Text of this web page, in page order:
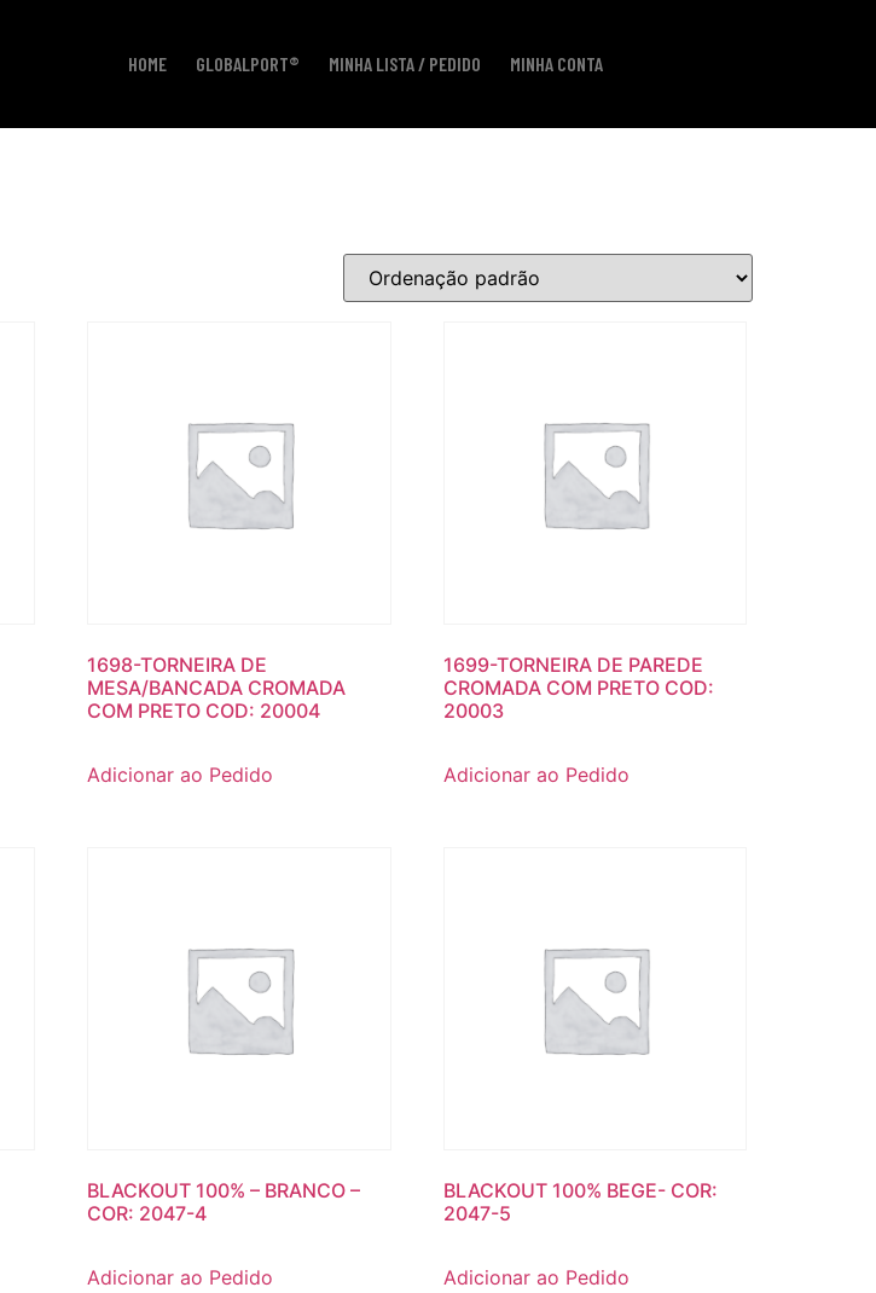
HOME GLOBALPORT® MINHA LISTA / PEDIDO MINHA CONTA
1698-TORNEIRA DE
MESA/BANCADA CROMADA
COM PRETO COD: 20004
Adicionar ao Pedido
1699-TORNEIRA DE PAREDE
CROMADA COM PRETO COD:
20003
Adicionar ao Pedido
BLACKOUT 100% – BRANCO –
COR: 2047-4
Adicionar ao Pedido
BLACKOUT 100% BEGE- COR:
2047-5
Adicionar ao Pedido